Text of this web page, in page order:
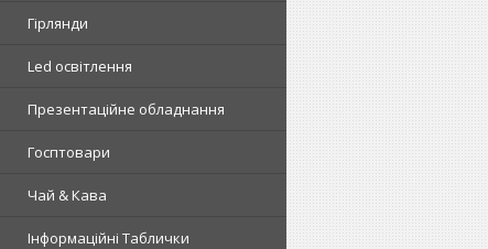
Гірлянди
Led освітлення
Презентаційне обладнання
Госптовари
Чай & Кава
Інформаційні Таблички